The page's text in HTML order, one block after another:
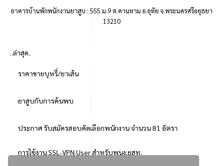
อาคารบ้านพักพนักงานยาสูบ : 555 ม.9 ต.คานหาม อ.อุทัย จ.พระนครศรีอยุธยา
13210
..ล่าสุด..
ราคาขายบุหรี่/ยาเส้น
ยาสูบกับการค้นพบ
ประกาศ รับสมัครสอบคัดเลือกพนักงาน จำนวน 81 อัตรา
การใช้งาน SSL-VPN User สำหรับพนง.ยสท.